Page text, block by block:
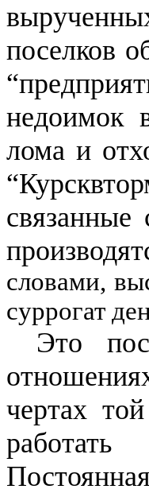
поселков
недоимок
лома и
словами,
суррогат
Это
чертах